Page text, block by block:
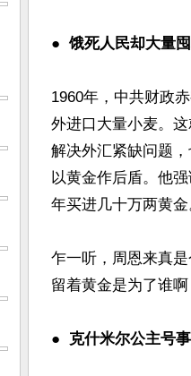
● 饿死人民却大量
1960年，中共财政
外进口大量小麦。
解决外汇紧缺问题
以黄金作后盾。他
年买进几十万两黄
乍一听，周恩来真
留着黄金是为了谁啊
● 克什米尔公主号